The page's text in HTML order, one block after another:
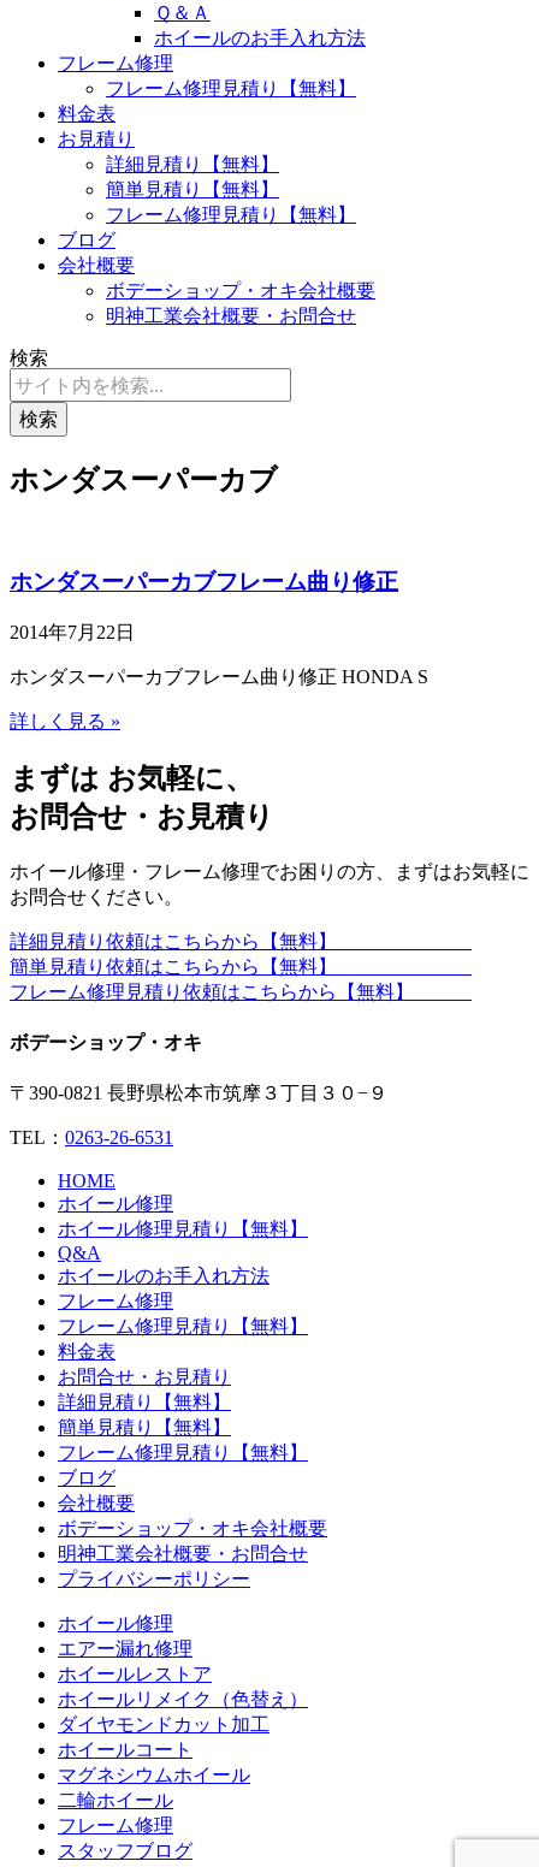
Ｑ＆Ａ
ホイールのお手入れ方法
フレーム修理
フレーム修理見積り【無料】
料金表
お見積り
詳細見積り【無料】
簡単見積り【無料】
フレーム修理見積り【無料】
ブログ
会社概要
ボデーショップ・オキ会社概要
明神工業会社概要・お問合せ
検索
検索
ホンダスーパーカブ
ホンダスーパーカブフレーム曲り修正
2014年7月22日
ホンダスーパーカブフレーム曲り修正 HONDA S
詳しく見る »
まずは お気軽に、
お問合せ・お見積り
ホイール修理・フレーム修理でお困りの方、まずはお気軽に
お問合せください。
詳細見積り依頼はこちらから【無料】
簡単見積り依頼はこちらから【無料】
フレーム修理見積り依頼はこちらから【無料】
ボデーショップ・オキ
〒390-0821 長野県松本市筑摩３丁目３０−９
TEL： 0263-26-6531
HOME
ホイール修理
ホイール修理見積り【無料】
Q&A
ホイールのお手入れ方法
フレーム修理
フレーム修理見積り【無料】
料金表
お問合せ・お見積り
詳細見積り【無料】
簡単見積り【無料】
フレーム修理見積り【無料】
ブログ
会社概要
ボデーショップ・オキ会社概要
明神工業会社概要・お問合せ
プライバシーポリシー
ホイール修理
エアー漏れ修理
ホイールレストア
ホイールリメイク（色替え）
ダイヤモンドカット加工
ホイールコート
マグネシウムホイール
二輪ホイール
フレーム修理
スタッフブログ